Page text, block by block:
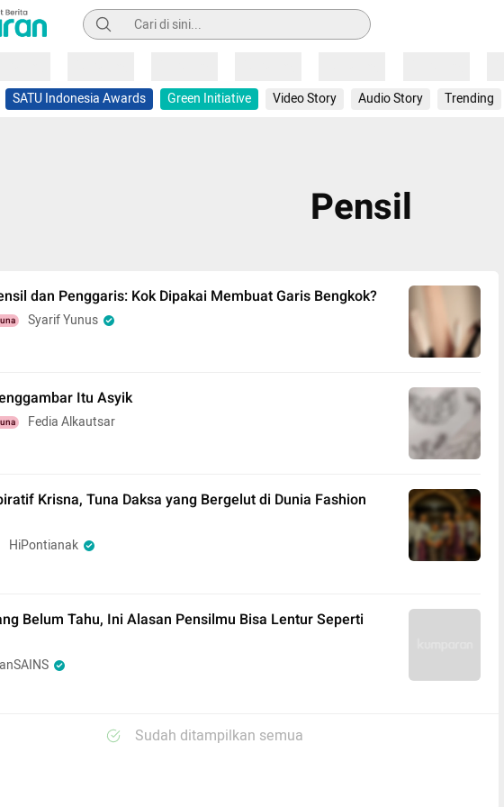
Pencarian
SATU Indonesia Awards Green Initiative Video Story Audio Story Trending
Pensil
dan Penggaris: Kok Dipakai Membuat Garis Bengkok?
Syarif Yunus
Itu Asyik
Fedia Alkautsar
Krisna, Tuna Daksa yang Bergelut di Dunia Fashion
HiPontianak
Belum Tahu, Ini Alasan Pensilmu Bisa Lentur Seperti
Sudah ditampilkan semua